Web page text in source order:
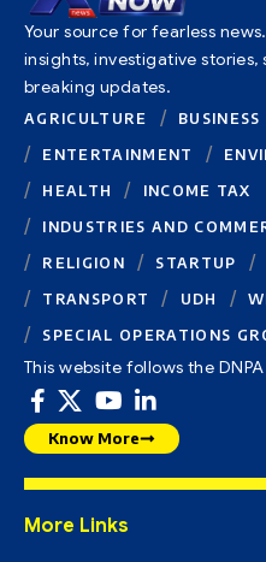
Your source for fearless
insights, investigative
breaking updates.
AGRICULTURE BUSINESS
ENTERTAINMENT
HEALTH
INCOME TAX
INDUSTRIES AND
RELIGION
STARTUP
TRANSPORT
UDH
SPECIAL OPERATIONS
This website follows the
Know More
More Links